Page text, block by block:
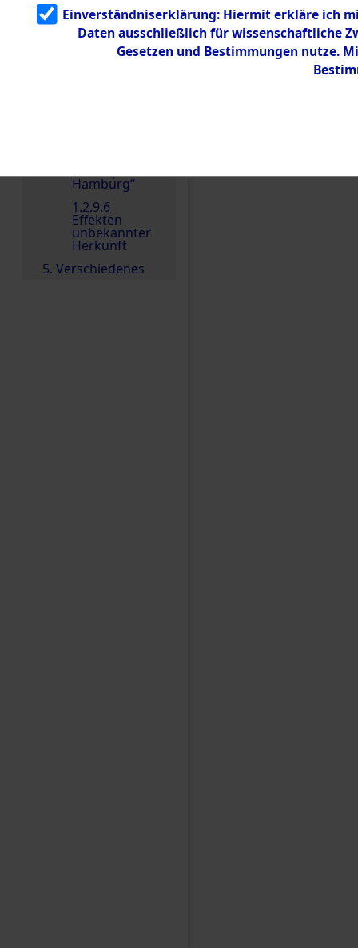
1.2.9.3
Effekten aus
dem KZ
Neuengamm
Hamburg“
1.2.9.6
Effekten
unbekannter
Herkunft
5. Verschiedenes
Einverständniserklärung: Hiermit erkläre ich
Daten ausschließlich für wissenschaftliche
Gesetzen und Bestimmungen nutze.